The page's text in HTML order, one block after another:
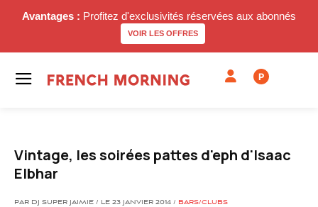
Avantages : Profitez d'exclusivités réservées aux abonnés
VOIR LES OFFRES
P
Vintage, les soirées pattes d'eph d'Isaac
Elbhar
PAR DJ SUPER JAIMIE / LE 23 JANVIER 2014 / BARS/CLUBS